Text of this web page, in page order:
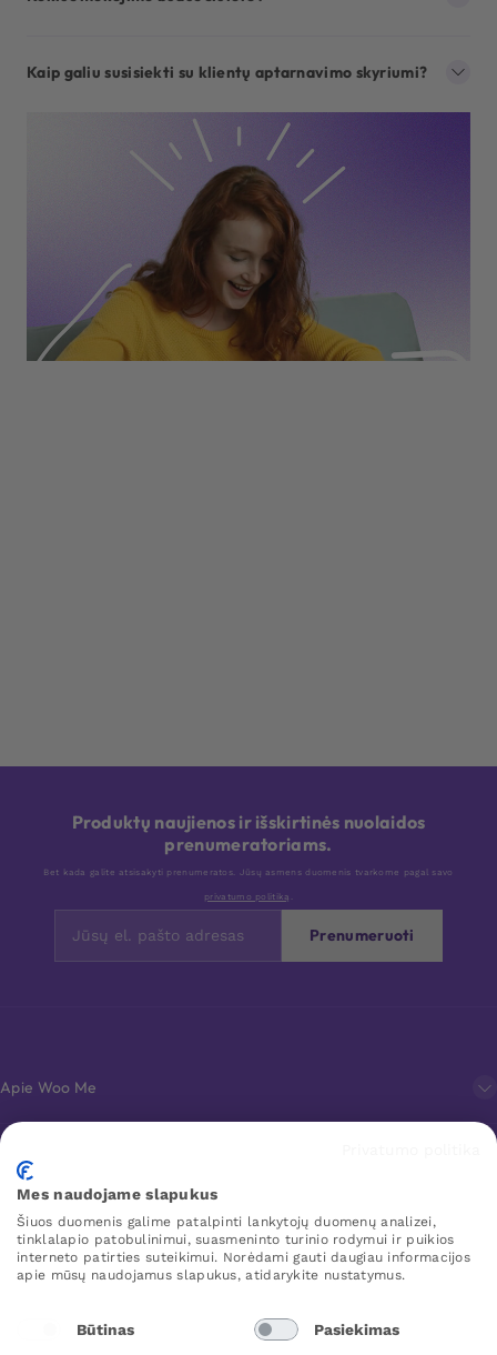
Kaip galiu susisiekti su klientų aptarnavimo skyriumi?
Produktų naujienos ir išskirtinės nuolaidos
prenumeratoriams.
Bet kada galite atsisakyti prenumeratos. Jūsų asmens duomenis tvarkome pagal savo
privatumo politiką .
Prenumeruoti
Apie Woo Me
Klientų aptarnavimas
Mėgstamiausi
WOO ME
Mes naudojame slapukus
Šiuos duomenis galime patalpinti lankytojų duomenų analizei,
tinklalapio patobulinimui, suasmeninto turinio rodymui ir puikios
interneto patirties suteikimui. Norėdami gauti daugiau informacijos
apie mūsų naudojamus slapukus, atidarykite nustatymus.
Būtinas Pasiekimas